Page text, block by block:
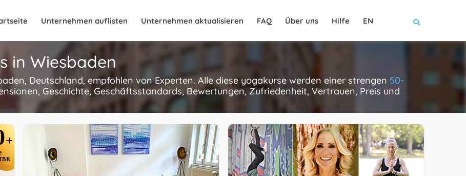
Unternehmen auflisten Unternehmen aktualisieren FAQ Über uns Hilfe EN
in Wiesbaden
Deutschland, empfohlen von Experten. Alle diese yogakurse werden einer strengen 50-
Geschichte, Geschäftsstandards, Bewertungen, Zufriedenheit, Vertrauen, Preis und
+